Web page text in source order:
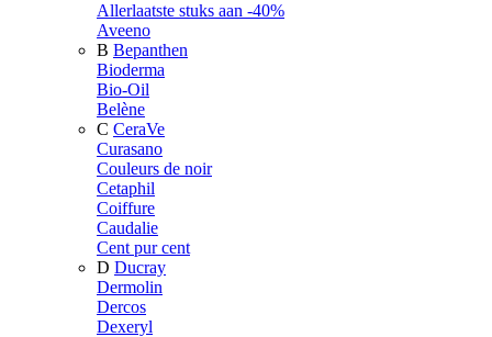
Allerlaatste stuks aan -40%
Aveeno
B Bepanthen
Bioderma
Bio-Oil
Belène
C CeraVe
Curasano
Couleurs de noir
Cetaphil
Coiffure
Caudalie
Cent pur cent
D Ducray
Dermolin
Dercos
Dexeryl